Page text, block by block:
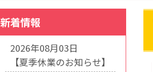
新着情報
2026年08月03日
【夏季休業のお知らせ】